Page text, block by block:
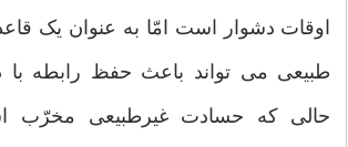
اوقات دشوار است امّا به عنوان یک
طبیعی می تواند باعث حفظ رابطه با
حالی که حسادت غیرطبیعی مخرّب